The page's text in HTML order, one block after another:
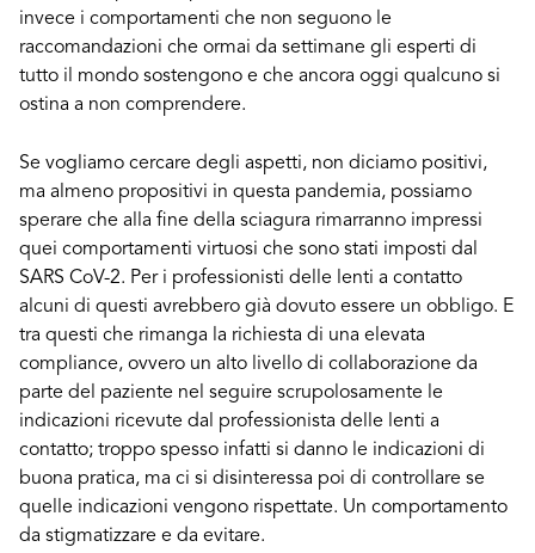
invece i comportamenti che non seguono le
raccomandazioni che ormai da settimane gli esperti di
tutto il mondo sostengono e che ancora oggi qualcuno si
ostina a non comprendere.
Se vogliamo cercare degli aspetti, non diciamo positivi,
ma almeno propositivi in questa pandemia, possiamo
sperare che alla fine della sciagura rimarranno impressi
quei comportamenti virtuosi che sono stati imposti dal
SARS CoV-2. Per i professionisti delle lenti a contatto
alcuni di questi avrebbero già dovuto essere un obbligo. E
tra questi che rimanga la richiesta di una elevata
compliance, ovvero un alto livello di collaborazione da
parte del paziente nel seguire scrupolosamente le
indicazioni ricevute dal professionista delle lenti a
contatto; troppo spesso infatti si danno le indicazioni di
buona pratica, ma ci si disinteressa poi di controllare se
quelle indicazioni vengono rispettate. Un comportamento
da stigmatizzare e da evitare.